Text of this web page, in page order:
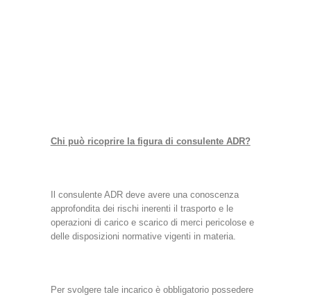
Chi può ricoprire la figura di consulente ADR?
Il consulente ADR deve avere una conoscenza
approfondita dei rischi inerenti il trasporto e le
operazioni di carico e scarico di merci pericolose e
delle disposizioni normative vigenti in materia.
Per svolgere tale incarico è obbligatorio possedere